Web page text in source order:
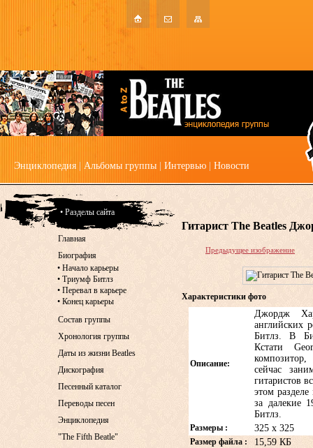
Энциклопедия Альбомы группы Интервью Новости
Гитарист The Beatles
Предыдущее изображение
Характеристики фото
Описание:
Джордж
английских
Битлз. В
Кстати
сейчас
гитаристов
этом
за далекие
Битлз.
Размеры : 325 x 325
Размер файла : 15,59 КБ
• Разделы сайта
Главная
Биография
• Начало карьеры
• Триумф Битлз
• Перевал в карьере
• Конец карьеры
Состав группы
Хронология группы
Даты из жизни Beatles
Дискография
Песенный каталог
Переводы песен
Энциклопедия
"The Fifth Beatle"